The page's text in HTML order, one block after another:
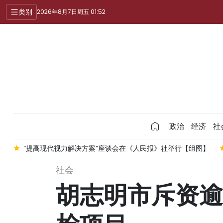
类别 2026年8月7日周五 01:52
政治 经济 社
“提高现代视力解决方案”座谈会在《人民报》社举行【组图】
社会
胡志明市斥资